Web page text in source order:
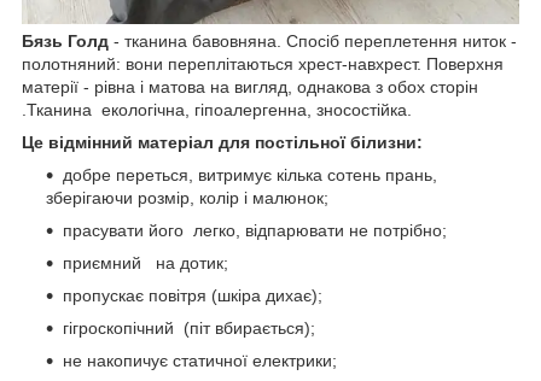
Бязь Голд - тканина бавовняна. Спосіб переплетення ниток -
полотняний: вони переплітаються хрест-навхрест. Поверхня
матерії - рівна і матова на вигляд, однакова з обох сторін
.Тканина екологічна, гіпоалергенна, зносостійка.
Це відмінний матеріал для постільної білизни:
добре переться, витримує кілька сотень прань,
зберігаючи розмір, колір і малюнок;
прасувати його легко, відпарювати не потрібно;
приємний на дотик;
пропускає повітря (шкіра дихає);
гігроскопічний (піт вбирається);
не накопичує статичної електрики;